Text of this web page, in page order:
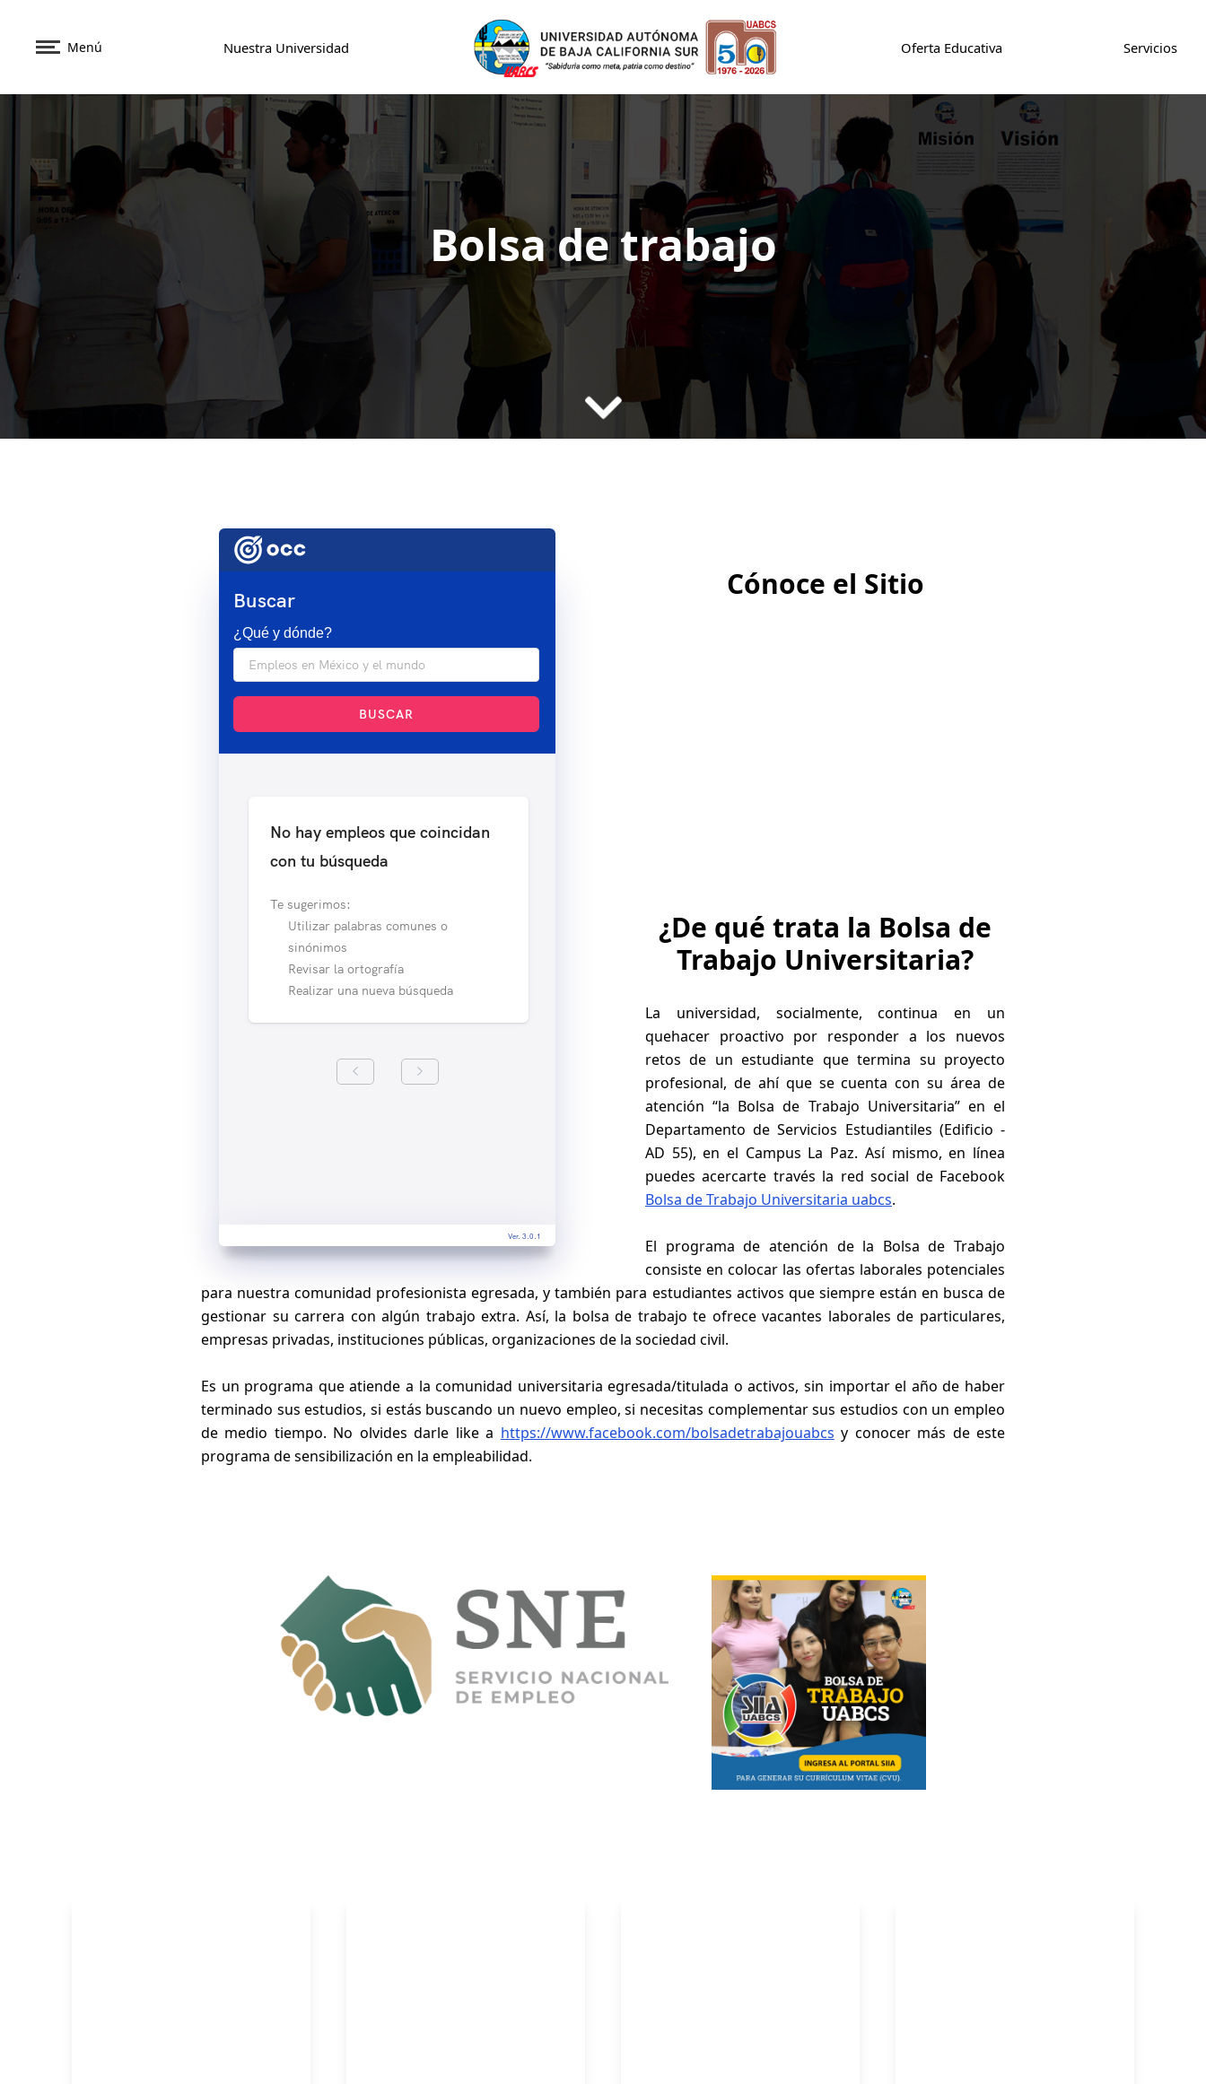
Menú Nuestra Universidad Oferta Educativa Servicios
Bolsa de trabajo
Buscar
¿Qué y dónde?
BUSCAR
No hay empleos que coincidan
con tu búsqueda
Te sugerimos:
Utilizar palabras comunes o
sinónimos
Revisar la ortografía
Realizar una nueva búsqueda
Ver. 3.0.1
Cónoce el Sitio
¿De qué trata la Bolsa de
Trabajo Universitaria?
La universidad, socialmente, continua en un
quehacer proactivo por responder a los nuevos
retos de un estudiante que termina su proyecto
profesional, de ahí que se cuenta con su área de
atención “la Bolsa de Trabajo Universitaria” en el
Departamento de Servicios Estudiantiles (Edificio -
AD 55), en el Campus La Paz. Así mismo, en línea
puedes acercarte través la red social de Facebook
Bolsa de Trabajo Universitaria uabcs.
El programa de atención de la Bolsa de Trabajo
consiste en colocar las ofertas laborales potenciales
para nuestra comunidad profesionista egresada, y también para estudiantes activos que siempre están en busca de
gestionar su carrera con algún trabajo extra. Así, la bolsa de trabajo te ofrece vacantes laborales de particulares,
empresas privadas, instituciones públicas, organizaciones de la sociedad civil.
Es un programa que atiende a la comunidad universitaria egresada/titulada o activos, sin importar el año de haber
terminado sus estudios, si estás buscando un nuevo empleo, si necesitas complementar sus estudios con un empleo
de medio tiempo. No olvides darle like a https://www.facebook.com/bolsadetrabajouabcs y conocer más de este
programa de sensibilización en la empleabilidad.